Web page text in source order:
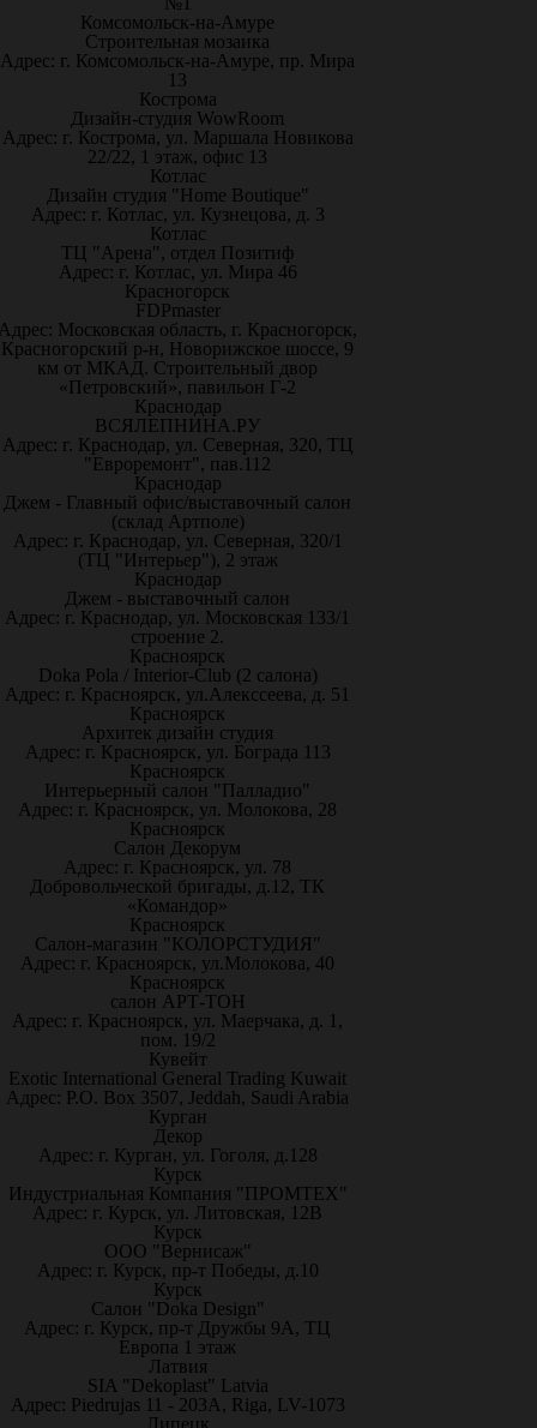
Комсомольск-на-Амуре
Строительная мозаика
Адрес: г. Комсомольск-на-Амуре, пр. Мира
13
Кострома
Дизайн-студия WowRoom
Адрес: г. Кострома, ул. Маршала Новикова
22/22, 1 этаж, офис 13
Котлас
Дизайн студия "Home Boutique"
Адрес: г. Котлас, ул. Кузнецова, д. 3
Котлас
ТЦ "Арена", отдел Позитиф
Адрес: г. Котлас, ул. Мира 46
Красногорск
FDPmaster
Московская область, г. Красногорск,
Красногорский р-н, Новорижское шоссе, 9
км от МКАД. Строительный двор
«Петровский», павильон Г-2
Краснодар
ВСЯЛЕПНИНА.РУ
Адрес: г. Краснодар, ул. Северная, 320, ТЦ
"Евроремонт", пав.112
Краснодар
Джем - Главный офис/выставочный салон
(склад Артполе)
Адрес: г. Краснодар, ул. Северная, 320/1
(ТЦ "Интерьер"), 2 этаж
Краснодар
Джем - выставочный салон
Адрес: г. Краснодар, ул. Московская 133/1
строение 2.
Красноярск
Doka Pola / Interior-Club (2 салона)
Адрес: г. Красноярск, ул.Алекссеева, д. 51
Красноярск
Архитек дизайн студия
Адрес: г. Красноярск, ул. Бограда 113
Красноярск
Интерьерный салон "Палладио"
Адрес: г. Красноярск, ул. Молокова, 28
Красноярск
Салон Декорум
Адрес: г. Красноярск, ул. 78
Добровольческой бригады, д.12, ТК
«Командор»
Красноярск
Салон-магазин "КОЛОРСТУДИЯ"
Адрес: г. Красноярск, ул.Молокова, 40
Красноярск
салон АРТ-ТОН
Адрес: г. Красноярск, ул. Маерчака, д. 1,
пом. 19/2
Кувейт
Exotic International General Trading Kuwait
Адрес: P.O. Box 3507, Jeddah, Saudi Arabia
Курган
Декор
Адрес: г. Курган, ул. Гоголя, д.128
Курск
Индустриальная Компания "ПРОМТЕХ"
Адрес: г. Курск, ул. Литовская, 12В
Курск
ООО "Вернисаж"
Адрес: г. Курск, пр-т Победы, д.10
Курск
Салон "Doka Design"
Адрес: г. Курск, пр-т Дружбы 9А, ТЦ
Европа 1 этаж
Латвия
SIA "Dekoplast" Latvia
Адрес: Piedrujas 11 - 203A, Riga, LV-1073
Липецк